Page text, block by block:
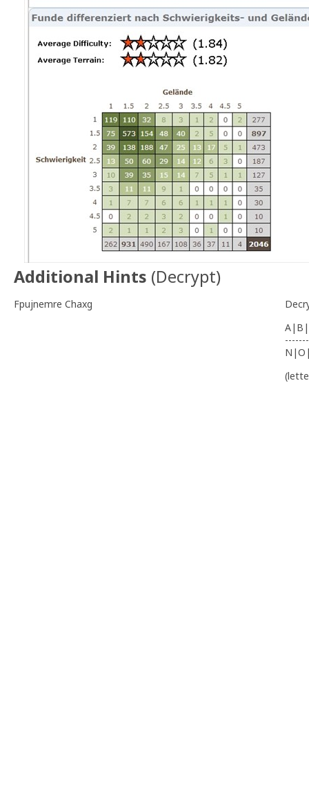
Additional Hints (Decrypt)
Fpujnemre Chaxg